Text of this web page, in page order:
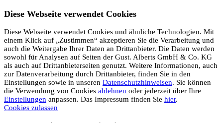
Diese Webseite verwendet Cookies
Diese Webseite verwendet Cookies und ähnliche Technologien. Mit
einem Klick auf „Zustimmen“ akzeptieren Sie die Verarbeitung und
auch die Weitergabe Ihrer Daten an Drittanbieter. Die Daten werden
sowohl für Analysen auf Seiten der Gust. Alberts GmbH & Co. KG
als auch auf Drittanbieterseiten genutzt. Weitere Informationen, auch
zur Datenverarbeitung durch Drittanbieter, finden Sie in den
Einstellungen sowie in unseren Datenschutzhinweisen. Sie können
die Verwendung von Cookies ablehnen oder jederzeit über Ihre
Einstellungen anpassen. Das Impressum finden Sie hier.
Cookies zulassen